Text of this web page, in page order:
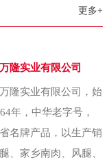
里。下雨了啥的，
益甚微。为破解这
金珠村两委经集体
办了村集体企业——
更多+
隆实业有限公司
隆实业有限公司，始
年，中华老字号，
名牌产品，以生产销
、家乡南肉、风腿、